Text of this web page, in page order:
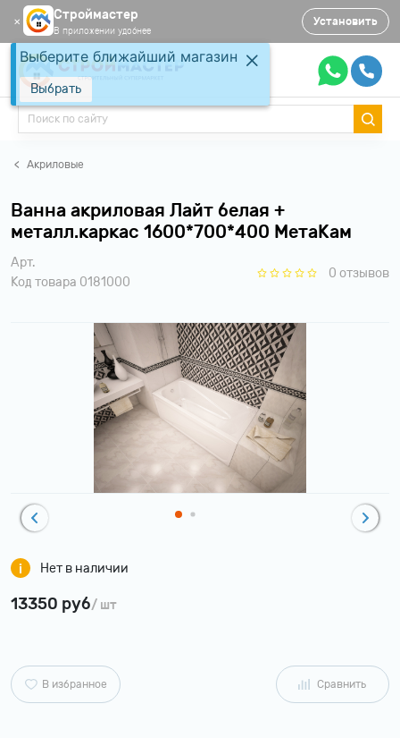
✕ Строймастер
В приложении удобнее
Установить
Акриловые
Ванна акриловая Лайт белая +
металл.каркас 1600*700*400 МетаКам
Арт.
Код товара 0181000
0 отзывов
Нет в наличии
13350 руб/ шт
В избранное Сравнить
Выберите ближайший магазин
Выбрать